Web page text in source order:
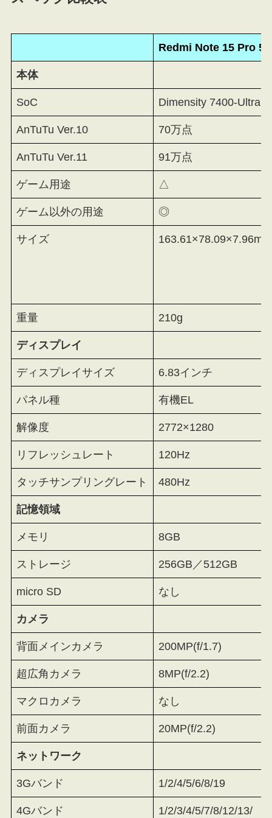
Redmi Note 15 Pro
本体
SoC Dimensity 7400-Ultra
AnTuTu Ver.10 70万点
AnTuTu Ver.11 91万点
ゲーム用途 △
ゲーム以外の用途 ◎
サイズ 163.61×78.09×7.96mm
重量 210g
ディスプレイ
ディスプレイサイズ 6.83インチ
パネル種 有機EL
解像度 2772×1280
リフレッシュレート 120Hz
タッチサンプリングレート 480Hz
記憶領域
メモリ 8GB
ストレージ 256GB／512GB
micro SD なし
カメラ
背面メインカメラ 200MP(f/1.7)
超広角カメラ 8MP(f/2.2)
マクロカメラ なし
前面カメラ 20MP(f/2.2)
ネットワーク
3Gバンド 1/2/4/5/6/8/19
4Gバンド 1/2/3/4/5/7/8/12/13/